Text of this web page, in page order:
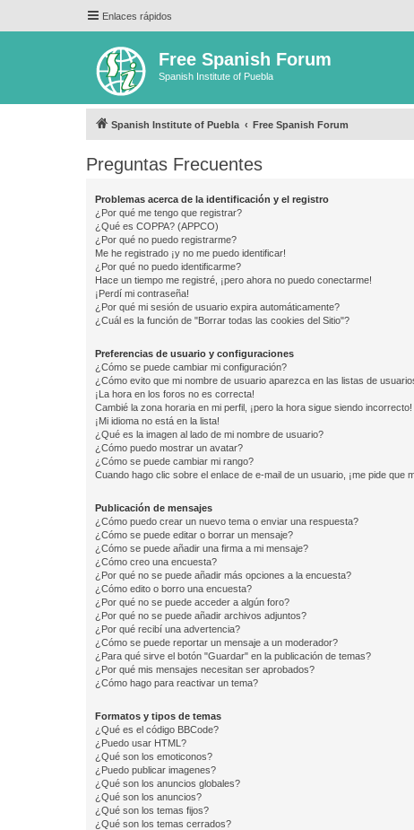
Enlaces rápidos
Free Spanish Forum
Spanish Institute of Puebla
Spanish Institute of Puebla Free Spanish Forum
Preguntas Frecuentes
Problemas acerca de la identificación y el registro
¿Por qué me tengo que registrar?
¿Qué es COPPA? (APPCO)
¿Por qué no puedo registrarme?
Me he registrado ¡y no me puedo identificar!
¿Por qué no puedo identificarme?
Hace un tiempo me registré, ¡pero ahora no puedo conectarme!
¡Perdí mi contraseña!
¿Por qué mi sesión de usuario expira automáticamente?
¿Cuál es la función de "Borrar todas las cookies del Sitio"?
Preferencias de usuario y configuraciones
¿Cómo se puede cambiar mi configuración?
¿Cómo evito que mi nombre de usuario aparezca en las listas de
¡La hora en los foros no es correcta!
Cambié la zona horaria en mi perfil, ¡pero la hora sigue siendo incorrecto!
¡Mi idioma no está en la lista!
¿Qué es la imagen al lado de mi nombre de usuario?
¿Cómo puedo mostrar un avatar?
¿Cómo se puede cambiar mi rango?
Cuando hago clic sobre el enlace de e-mail de un usuario, ¡me pide que
Publicación de mensajes
¿Cómo puedo crear un nuevo tema o enviar una respuesta?
¿Cómo se puede editar o borrar un mensaje?
¿Cómo se puede añadir una firma a mi mensaje?
¿Cómo creo una encuesta?
¿Por qué no se puede añadir más opciones a la encuesta?
¿Cómo edito o borro una encuesta?
¿Por qué no se puede acceder a algún foro?
¿Por qué no se puede añadir archivos adjuntos?
¿Por qué recibí una advertencia?
¿Cómo se puede reportar un mensaje a un moderador?
¿Para qué sirve el botón "Guardar" en la publicación de temas?
¿Por qué mis mensajes necesitan ser aprobados?
¿Cómo hago para reactivar un tema?
Formatos y tipos de temas
¿Qué es el código BBCode?
¿Puedo usar HTML?
¿Qué son los emoticonos?
¿Puedo publicar imagenes?
¿Qué son los anuncios globales?
¿Qué son los anuncios?
¿Qué son los temas fijos?
¿Qué son los temas cerrados?